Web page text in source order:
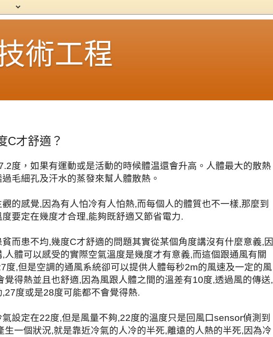
術工程
C才舒適？
度，如果有運動或是活動的時候體温還會升高。人體最大的散熱
毛細孔及汗水的蒸發來幫人體散熱。
的感覺,因為有人怕冷有人怕熱,而每個人的體質也不一樣,那麼到
要定在幾度才合理,能夠既舒適又節省電力.
而患不均,幾度C才舒適的問題其實從某個角度講沒有什麼意義,因
人體可以感受的實際空氣溫度是幾度才有意義,而這個跟通風有關
度,但是空調的通風系統卻可以提供人體每秒2m的風速及一定的風
覺得熱並且也舒適,因為風跟人體之間的溫差有10度,透過風的傳送,
度或是28度可能都不會覺得熱.
設定在22度,但是風量不夠,22度的溫度只是回風口sensor偵測到
生一個狀況,就是靠近冷氣的人冷的半死,離遠的人熱的半死,因為冷